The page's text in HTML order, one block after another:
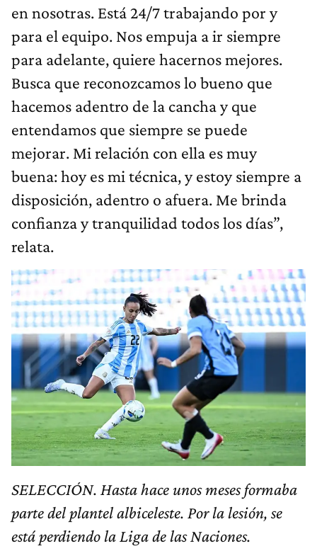
en nosotras. Está 24/7 trabajando por y
para el equipo. Nos empuja a ir siempre
para adelante, quiere hacernos mejores.
Busca que reconozcamos lo bueno que
hacemos adentro de la cancha y que
entendamos que siempre se puede
mejorar. Mi relación con ella es muy
buena: hoy es mi técnica, y estoy siempre a
disposición, adentro o afuera. Me brinda
confianza y tranquilidad todos los días”,
relata.
SELECCIÓN. Hasta hace unos meses formaba
parte del plantel albiceleste. Por la lesión, se
está perdiendo la Liga de las Naciones.